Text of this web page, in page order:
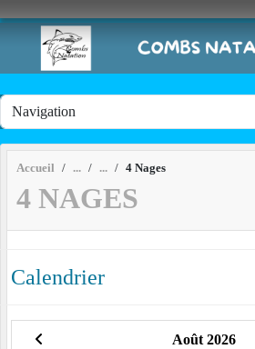
Accueil 4 Nages
4 NAGES
Calendrier
Août 2026